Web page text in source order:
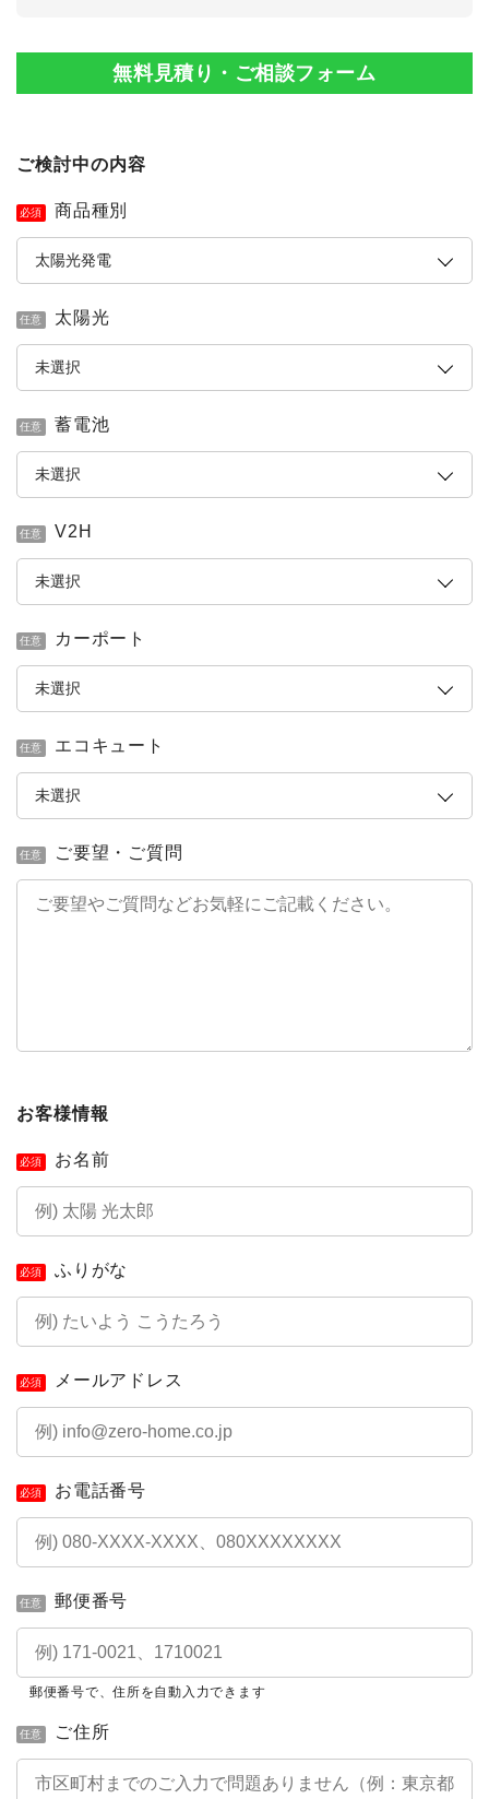
無料見積り・ご相談フォーム
ご検討中の内容
必須 商品種別
任意 太陽光
任意 蓄電池
任意 V2H
任意 カーポート
任意 エコキュート
任意 ご要望・ご質問
お客様情報
必須 お名前
必須 ふりがな
必須 メールアドレス
必須 お電話番号
任意 郵便番号
郵便番号で、住所を自動入力できます
任意 ご住所